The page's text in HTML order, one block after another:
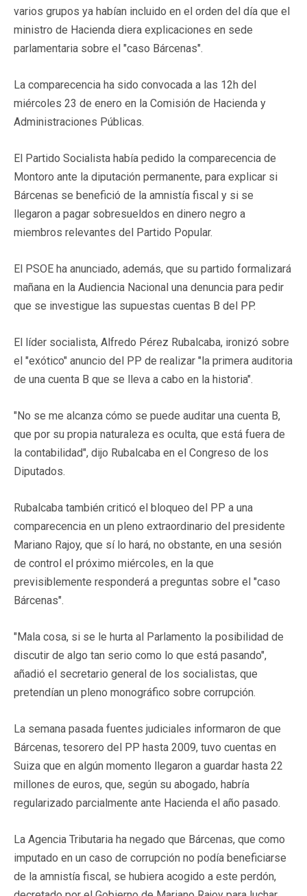
varios grupos ya habían incluido en el orden del día que el
ministro de Hacienda diera explicaciones en sede
parlamentaria sobre el "caso Bárcenas".
La comparecencia ha sido convocada a las 12h del
miércoles 23 de enero en la Comisión de Hacienda y
Administraciones Públicas.
El Partido Socialista había pedido la comparecencia de
Montoro ante la diputación permanente, para explicar si
Bárcenas se benefició de la amnistía fiscal y si se
llegaron a pagar sobresueldos en dinero negro a
miembros relevantes del Partido Popular.
El PSOE ha anunciado, además, que su partido formalizará
mañana en la Audiencia Nacional una denuncia para pedir
que se investigue las supuestas cuentas B del PP.
El líder socialista, Alfredo Pérez Rubalcaba, ironizó sobre
el "exótico" anuncio del PP de realizar "la primera auditoria
de una cuenta B que se lleva a cabo en la historia".
"No se me alcanza cómo se puede auditar una cuenta B,
que por su propia naturaleza es oculta, que está fuera de
la contabilidad", dijo Rubalcaba en el Congreso de los
Diputados.
Rubalcaba también criticó el bloqueo del PP a una
comparecencia en un pleno extraordinario del presidente
Mariano Rajoy, que sí lo hará, no obstante, en una sesión
de control el próximo miércoles, en la que
previsiblemente responderá a preguntas sobre el "caso
Bárcenas".
"Mala cosa, si se le hurta al Parlamento la posibilidad de
discutir de algo tan serio como lo que está pasando",
añadió el secretario general de los socialistas, que
pretendían un pleno monográfico sobre corrupción.
La semana pasada fuentes judiciales informaron de que
Bárcenas, tesorero del PP hasta 2009, tuvo cuentas en
Suiza que en algún momento llegaron a guardar hasta 22
millones de euros, que, según su abogado, habría
regularizado parcialmente ante Hacienda el año pasado.
La Agencia Tributaria ha negado que Bárcenas, que como
imputado en un caso de corrupción no podía beneficiarse
de la amnistía fiscal, se hubiera acogido a este perdón,